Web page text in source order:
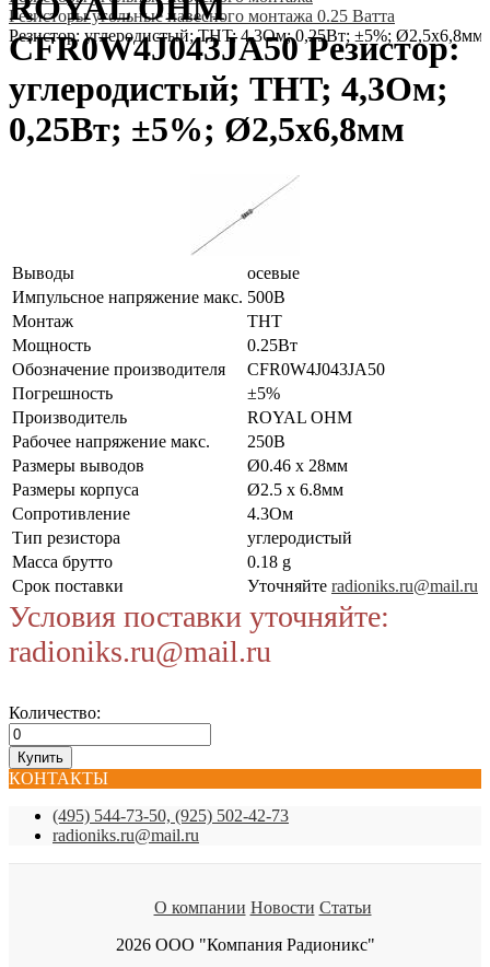
Резисторы угольные навесного монтажа 0.25 Ватта
Резистор: углеродистый; THT; 4,3Ом; 0,25Вт; ±5%; Ø2,5x6,8мм
ROYAL OHM
CFR0W4J043JA50 Резистор:
углеродистый; THT; 4,3Ом;
0,25Вт; ±5%; Ø2,5x6,8мм
Выводы
осевые
Импульсное напряжение макс. 500В
Монтаж
THT
Мощность
0.25Вт
Обозначение производителя
CFR0W4J043JA50
Погрешность
±5%
Производитель
ROYAL OHM
Рабочее напряжение макс.
250В
Размеры выводов
Ø0.46 x 28мм
Размеры корпуса
Ø2.5 x 6.8мм
Сопротивление
4.3Ом
Тип резистора
углеродистый
Масса брутто
0.18 g
Срок поставки
Уточняйте radioniks.ru@mail.ru
Условия поставки уточняйте:
radioniks.ru@mail.ru
Количество:
КОНТАКТЫ
(495) 544-73-50, (925) 502-42-73
radioniks.ru@mail.ru
О компании Новости Статьи
2026 ООО "Компания Радионикс"